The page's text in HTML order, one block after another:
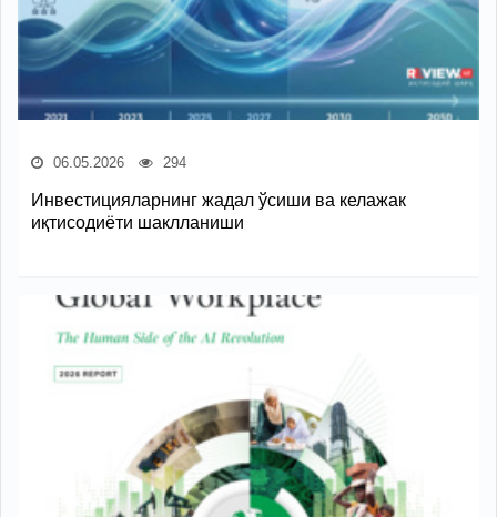
06.05.2026 294
Инвестицияларнинг жадал ўсиши ва келажак
иқтисодиёти шаклланиши